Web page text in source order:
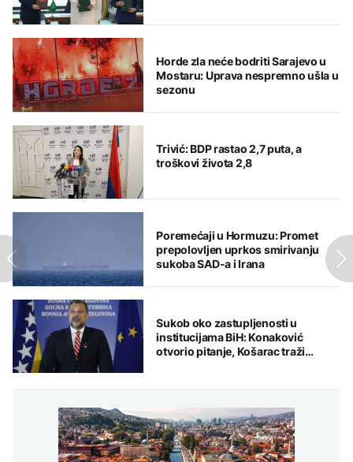
Horde zla neće bodriti Sarajevo u
Mostaru: Uprava nespremno ušla u
sezonu
Trivić: BDP rastao 2,7 puta, a
troškovi života 2,8
Poremećaji u Hormuzu: Promet
prepolovljen uprkos smirivanju
sukoba SAD-a i Irana
Sukob oko zastupljenosti u
institucijama BiH: Konaković
otvorio pitanje, Košarac traži